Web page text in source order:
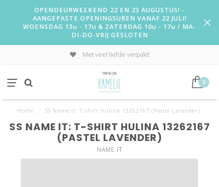
OPENDEURWEEKEND 22 EN 23 AUGUSTUS! -
AANGEPASTE OPENINGSUREN VANAF 22 JULI!
WOENSDAG 13u - 17u & ZATERDAG 10u - 17u / MA-
DI-DO-VRIJ GESLOTEN
Met veel liefde verpakt!
0
Home SS Name it: T-shirt Hulina 13262167 (Pastel Lavender)
SS NAME IT: T-SHIRT HULINA 13262167
(PASTEL LAVENDER)
NAME IT